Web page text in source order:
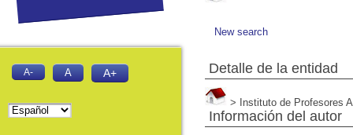
New search
Detalle de la entidad
> Instituto de Profesores
Información del autor
A- A A+